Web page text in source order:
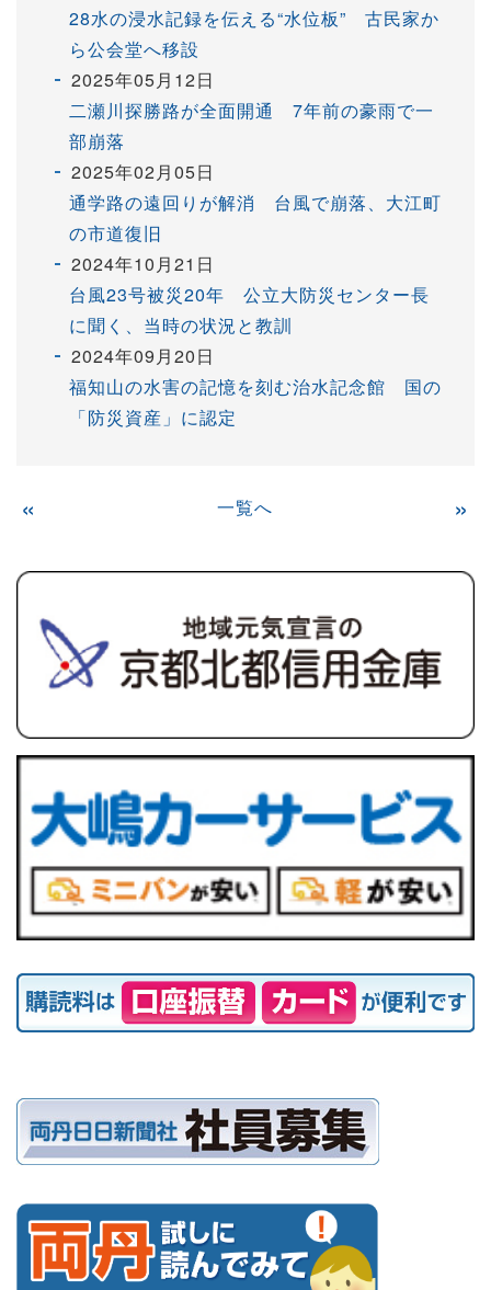
28水の浸水記録を伝える“水位板” 古民家か
ら公会堂へ移設
2025年05月12日
二瀬川探勝路が全面開通 7年前の豪雨で一
部崩落
2025年02月05日
通学路の遠回りが解消 台風で崩落、大江町
の市道復旧
2024年10月21日
台風23号被災20年 公立大防災センター長
に聞く、当時の状況と教訓
2024年09月20日
福知山の水害の記憶を刻む治水記念館 国の
「防災資産」に認定
« 一覧へ